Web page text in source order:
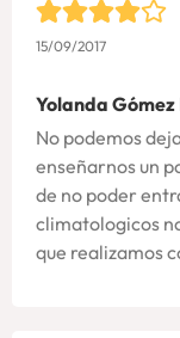
15/09/2017
Yolanda
No podemos
enseñarnos un
de no poder
climatologicos
que realizamos